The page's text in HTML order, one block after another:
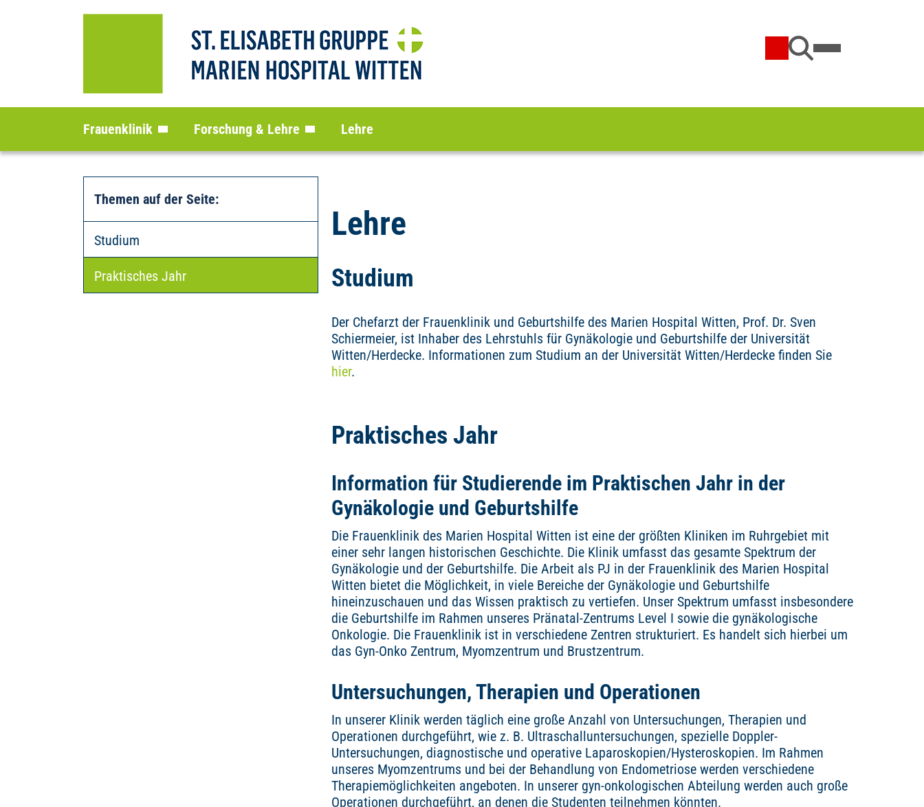
Frauenklinik Forschung & Lehre Lehre
Themen auf der Seite:
Studium
Praktisches Jahr
Lehre
Studium
Der Chefarzt der Frauenklinik und Geburtshilfe des Marien Hospital Witten, Prof. Dr. Sven
Schiermeier, ist Inhaber des Lehrstuhls für Gynäkologie und Geburtshilfe der Universität
Witten/Herdecke. Informationen zum Studium an der Universität Witten/Herdecke finden Sie
hier.
Praktisches Jahr
Information für Studierende im Praktischen Jahr in der
Gynäkologie und Geburtshilfe
Die Frauenklinik des Marien Hospital Witten ist eine der größten Kliniken im Ruhrgebiet mit
einer sehr langen historischen Geschichte. Die Klinik umfasst das gesamte Spektrum der
Gynäkologie und der Geburtshilfe. Die Arbeit als PJ in der Frauenklinik des Marien Hospital
Witten bietet die Möglichkeit, in viele Bereiche der Gynäkologie und Geburtshilfe
hineinzuschauen und das Wissen praktisch zu vertiefen. Unser Spektrum umfasst insbesondere
die Geburtshilfe im Rahmen unseres Pränatal-Zentrums Level I sowie die gynäkologische
Onkologie. Die Frauenklinik ist in verschiedene Zentren strukturiert. Es handelt sich hierbei um
das Gyn-Onko Zentrum, Myomzentrum und Brustzentrum.
Untersuchungen, Therapien und Operationen
In unserer Klinik werden täglich eine große Anzahl von Untersuchungen, Therapien und
Operationen durchgeführt, wie z. B. Ultraschalluntersuchungen, spezielle Doppler-
Untersuchungen, diagnostische und operative Laparoskopien/Hysteroskopien. Im Rahmen
unseres Myomzentrums und bei der Behandlung von Endometriose werden verschiedene
Therapiemöglichkeiten angeboten. In unserer gyn-onkologischen Abteilung werden auch große
Operationen durchgeführt, an denen die Studenten teilnehmen könnten.